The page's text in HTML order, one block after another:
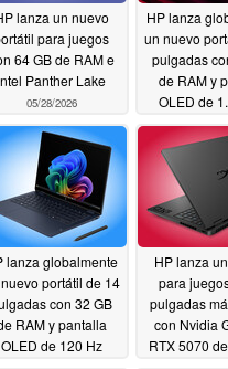
lanza un nuevo
para juegos
64 GB de RAM e
Panther Lake
05/28/2026
HP lanza
un nuevo
pulgadas
de RAM y
OLED de
05/27/
lanza globalmente
portátil de 14
con 32 GB
RAM y pantalla
OLED de 120 Hz
HP lanza
para
pulgadas
con Nvidia
RTX 5070